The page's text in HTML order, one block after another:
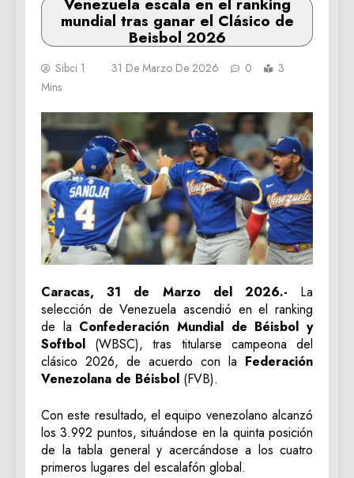
Venezuela escala en el ranking
mundial tras ganar el Clásico de
Beisbol 2026
Sibci 1 31 De Marzo De 2026 0
3
Mins
Caracas, 31 de Marzo del 2026.- La
selección de Venezuela ascendió en el ranking
de la Confederación Mundial de Béisbol y
Softbol (WBSC), tras titularse campeona del
clásico 2026, de acuerdo con la Federación
Venezolana de Béisbol (FVB).
Con este resultado, el equipo venezolano alcanzó
los 3.992 puntos, situándose en la quinta posición
de la tabla general y acercándose a los cuatro
primeros lugares del escalafón global.